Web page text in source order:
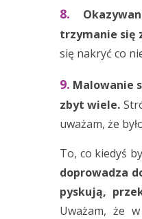
8.
trzymanie się
się nakryć co
9. Malowanie
zbyt wiele.
uważam, że
To, co kiedyś
doprowadza
pyskują,
Uważam, że